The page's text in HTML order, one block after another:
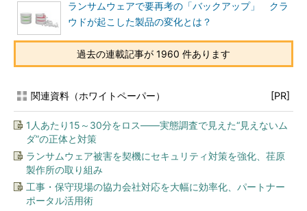
ランサムウェアで要再考の「バックアップ」 クラ
ウドが起こした製品の変化とは？
過去の連載記事が 1960 件あります
関連資料（ホワイトペーパー） [PR]
1人あたり15～30分をロス――実態調査で見えた“見えないム
ダ”の正体と対策
ランサムウェア被害を契機にセキュリティ対策を強化、荏原
製作所の取り組み
工事・保守現場の協力会社対応を大幅に効率化、パートナー
ポータル活用術